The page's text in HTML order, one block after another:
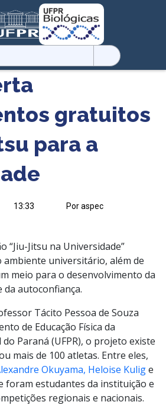
gratuitos
para a
13:33 Por aspec
“Jiu-Jitsu na Universidade”
universitário, além de
meio para o desenvolvimento da
da autoconfiança.
Tácito Pessoa de Souza
de Educação Física da
Paraná (UFPR), o projeto existe
mais de 100 atletas. Entre eles,
Okuyama, Heloise Kulige
foram estudantes da instituição e
regionais e nacionais.